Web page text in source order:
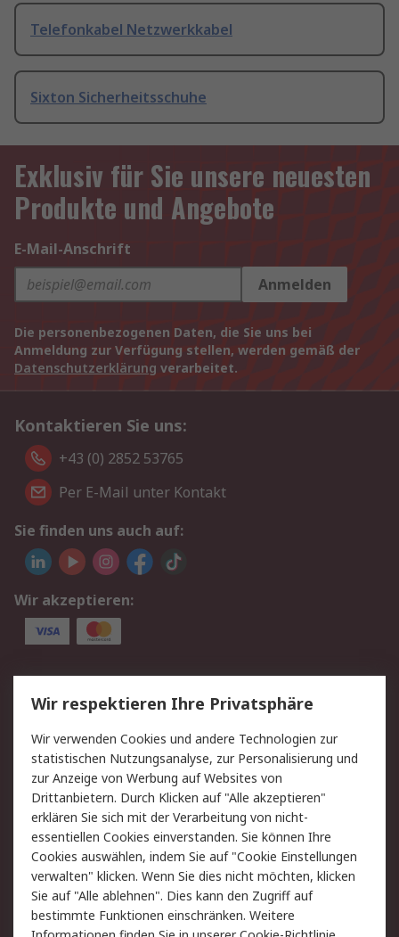
Telefonkabel Netzwerkkabel
Sixton Sicherheitsschuhe
Exklusiv für Sie unsere neuesten
Produkte und Angebote
E-Mail-Anschrift
Anmelden
Die personenbezogenen Daten, die Sie uns bei
Anmeldung zur Verfügung stellen, werden gemäß der
Datenschutzerklärung verarbeitet.
Kontaktieren Sie uns:
+43 (0) 2852 53765
Per E-Mail unter Kontakt
Sie finden uns auch auf:
Wir akzeptieren:
Service
Value Added Services
Lieferlösungen
Rücksendung/Entsorgung Kontakt
Hilfe
Rechtliches
RS Verkaufs- und
Lieferbedingungen
Datenschutz
Cookie-Richtlinie
Zahlungsbedingungen
Impressum
Webseite Konditionen
Wir respektieren Ihre Privatsphäre
Wir verwenden Cookies und andere Technologien zur
statistischen Nutzungsanalyse, zur Personalisierung und
zur Anzeige von Werbung auf Websites von
Drittanbietern. Durch Klicken auf "Alle akzeptieren"
erklären Sie sich mit der Verarbeitung von nicht-
essentiellen Cookies einverstanden. Sie können Ihre
Cookies auswählen, indem Sie auf "Cookie Einstellungen
verwalten" klicken. Wenn Sie dies nicht möchten, klicken
Sie auf "Alle ablehnen". Dies kann den Zugriff auf
bestimmte Funktionen einschränken. Weitere